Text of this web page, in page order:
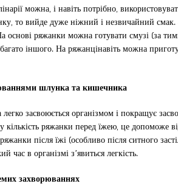
можна, і навіть потрібно,
то вийде дуже ніжний і незвичайний
основі ряжанки можна готувати смузі (за
іншого. На ряжанцінавіть можна
шлунка та кишечника
засвоюється організмом і покращує
ряжанки перед їжею, це допоможе
після їжі (особливо після ситного
час в організмі з’явиться легкість.
захворюваннях